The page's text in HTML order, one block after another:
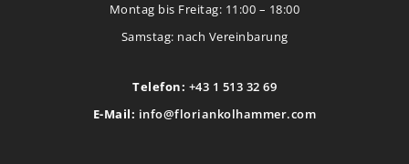
Montag bis Freitag: 11:00 – 18:00
Samstag: nach Vereinbarung
Telefon: +43 1 513 32 69
E-Mail: info@floriankolhammer.com